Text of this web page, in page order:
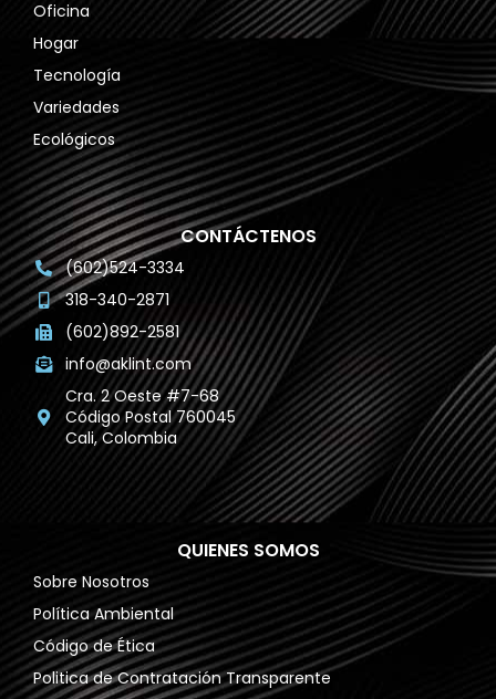
Oficina
Hogar
Tecnología
Variedades
Ecológicos
CONTÁCTENOS
(602)524-3334
318-340-2871
(602)892-2581
info@aklint.com
Cra. 2 Oeste #7-68
Código Postal 760045
Cali, Colombia
QUIENES SOMOS
Sobre Nosotros
Política Ambiental
Código de Ética
Politica de Contratación Transparente